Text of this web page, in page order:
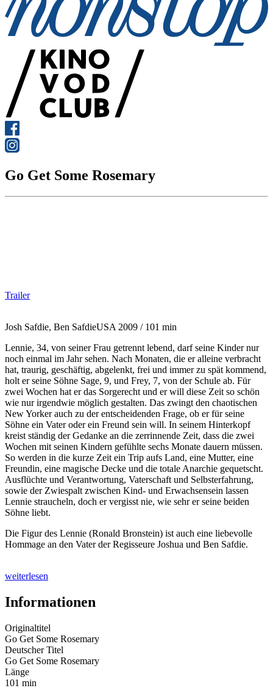
Go Get Some Rosemary
Trailer
Josh Safdie, Ben SafdieUSA 2009 / 101 min
Lennie, 34, von seiner Frau getrennt lebend, darf seine Kinder nur
noch einmal im Jahr sehen. Nach Monaten, die er alleine verbracht
hat, traurig, geschäftig, abgelenkt, frei und immer zu spät kommend,
holt er seine Söhne Sage, 9, und Frey, 7, von der Schule ab. Für
zwei Wochen hat er das Sorgerecht und er will diese Zeit so schön
wie nur irgendwie möglich gestalten. Das zwingt den chaotischen
New Yorker auch zu der entscheidenden Frage, ob er für seine
Söhne ein Vater oder ein Freund sein will. In seinem Hinterkopf
kreist ständig der Gedanke an die zerrinnende Zeit, dass die zwei
Wochen mit seinen Kindern gefühlte sechs Monate dauern müssen.
So werden in die kurze Zeit ein Trip aufs Land, eine Mutter, eine
Freundin, eine magische Decke und die totale Anarchie gequetscht.
Ausflüchte und Verantwortung, Vaterschaft und Selbsterfahrung,
sowie der Zwiespalt zwischen Kind- und Erwachsensein lassen
Lennie straucheln, doch er vergisst nie, wie sehr er seine beiden
Söhne liebt.
Die Figur des Lennie (Ronald Bronstein) ist auch eine liebevolle
Hommage an den Vater der Regisseure Joshua und Ben Safdie.
weiterlesen
Informationen
Originaltitel
Go Get Some Rosemary
Deutscher Titel
Go Get Some Rosemary
Länge
101 min